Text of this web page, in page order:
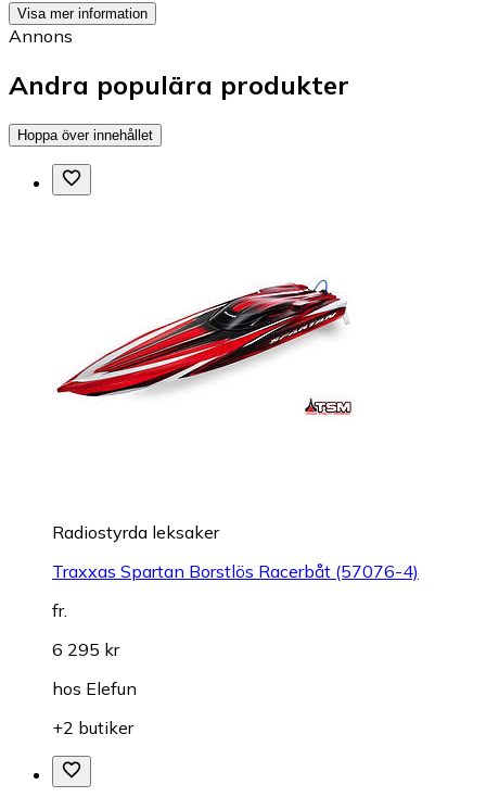
Visa mer information
Annons
Andra populära produkter
Hoppa över innehållet
Radiostyrda leksaker
Traxxas Spartan Borstlös Racerbåt (57076-4)
fr.
6 295 kr
hos Elefun
+2 butiker